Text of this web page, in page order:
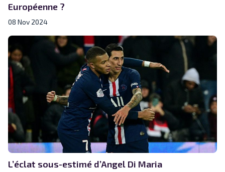
Européenne ?
08 Nov 2024
L’éclat sous-estimé d’Angel Di Maria